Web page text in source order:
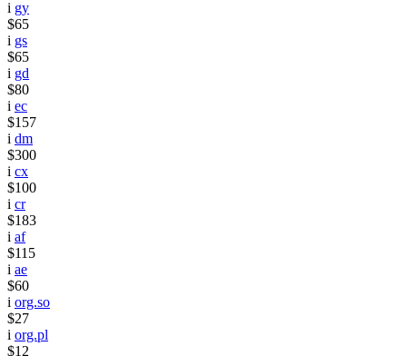
i gy
$65
i gs
$65
i gd
$80
i ec
$157
i dm
$300
i cx
$100
i cr
$183
i af
$115
i ae
$60
i org.so
$27
i org.pl
$12